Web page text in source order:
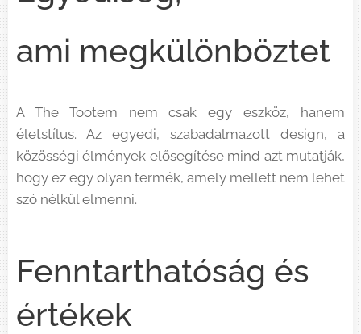
ami megkülönböztet
A The Tootem nem csak egy eszköz, hanem
életstílus. Az egyedi, szabadalmazott design, a
közösségi élmények elősegítése mind azt mutatják,
hogy ez egy olyan termék, amely mellett nem lehet
szó nélkül elmenni.
Fenntarthatóság és
értékek